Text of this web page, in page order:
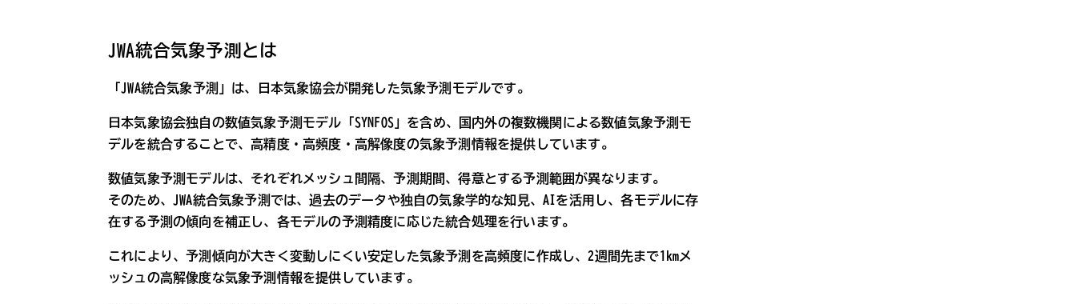
JWA統合気象予測とは
「JWA統合気象予測」は、日本気象協会が開発した気象予測モデルです。
日本気象協会独自の数値気象予測モデル「SYNFOS」を含め、国内外の複数機関による数値気象予測モ
デルを統合することで、高精度・高頻度・高解像度の気象予測情報を提供しています。
数値気象予測モデルは、それぞれメッシュ間隔、予測期間、得意とする予測範囲が異なります。
そのため、JWA統合気象予測では、過去のデータや独自の気象学的な知見、AIを活用し、各モデルに存
在する予測の傾向を補正し、各モデルの予測精度に応じた統合処理を行います。
これにより、予測傾向が大きく変動しにくい安定した気象予測を高頻度に作成し、2週間先まで1kmメ
ッシュの高解像度な気象予測情報を提供しています。